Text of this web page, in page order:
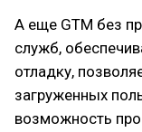
А еще GTM без
служб,
отладку,
загруженных
возможность